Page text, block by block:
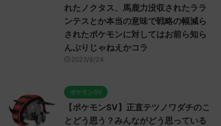
れたノクタス、馬鹿力没収されたララ
ンテスとか本当の意味で戦略の幅減ら
されたポケモンに対してはお前ら知ら
んぷりじゃねえかコラ
2023/8/24
ポケモンSV
【ポケモンSV】正直テツノワダチのこ
とどう思う？みんながどう思っている